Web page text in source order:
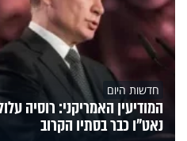
חדשות היום
המודיעין האמריקני: רוסיה
נאט"ו כבר בסתיו הקרוב